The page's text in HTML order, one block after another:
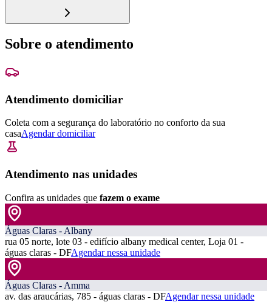
Sobre o atendimento
Atendimento domiciliar
Coleta com a segurança do laboratório no conforto da sua
casaAgendar domiciliar
Atendimento nas unidades
Confira as unidades que fazem o exame
Águas Claras - Albany
rua 05 norte, lote 03 - edifício albany medical center, Loja 01 -
águas claras - DFAgendar nessa unidade
Águas Claras - Amma
av. das araucárias, 785 - águas claras - DFAgendar nessa unidade